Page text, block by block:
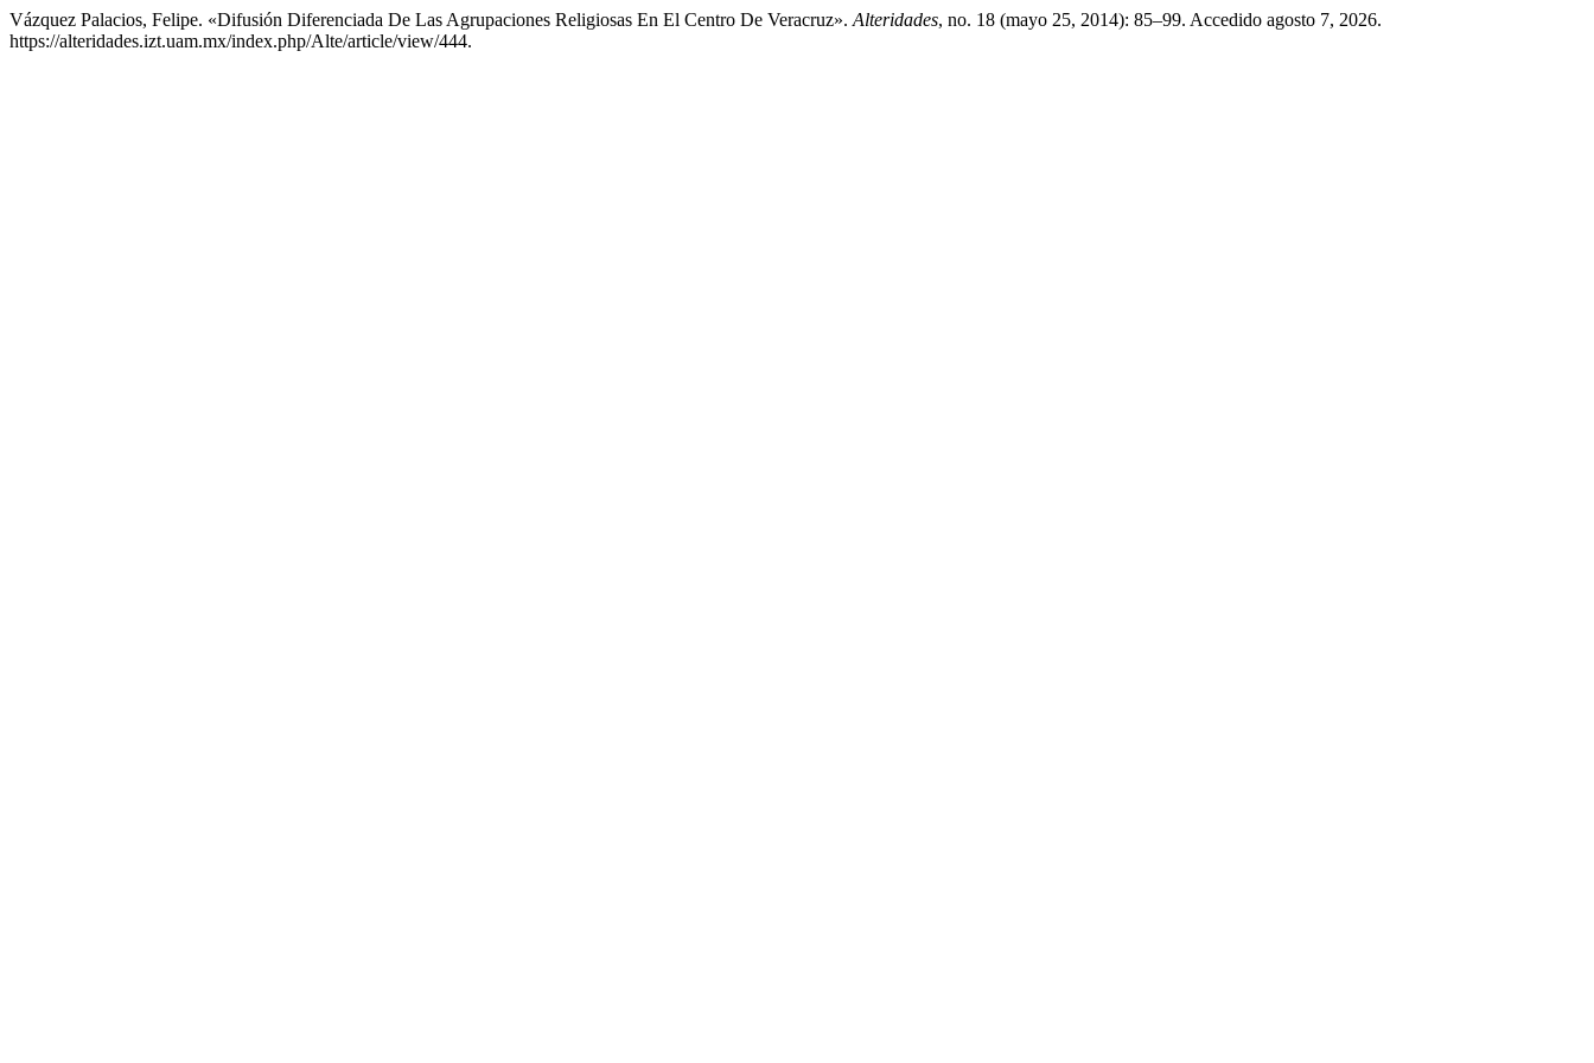
Vázquez Palacios, Felipe. «Difusión Diferenciada De Las Agrupaciones Religiosas En El Centro De Veracruz». Alteridades, no. 18 (mayo 25, 2014): 85–99. Accedido agosto 7, 2026.
https://alteridades.izt.uam.mx/index.php/Alte/article/view/444.